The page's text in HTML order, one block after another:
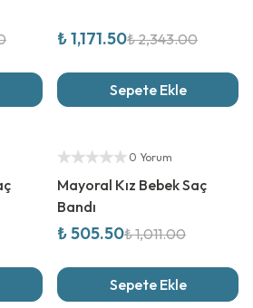
₺ 1,171.50₺ 2,343.00
Sepete Ekle
Yetkili Satıcı
0 Yorum
Mayoral Kız Bebek Saç
Bandı
₺ 505.50₺ 1,011.00
Sepete Ekle